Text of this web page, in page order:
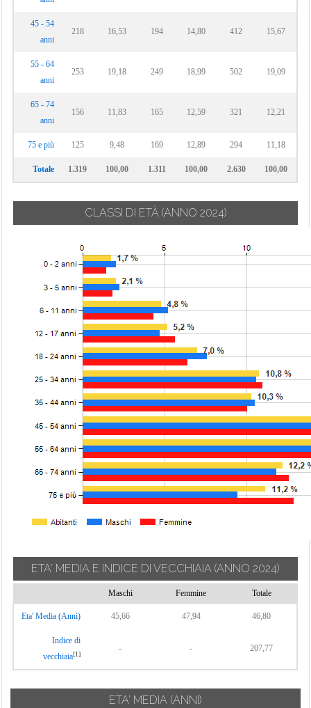
Montano Lucino
Vercana
Minoprio
Zelbio
45 - 54
anni
218 16,53 194 14,80 412 15,67
55 - 64
anni
253 19,18 249 18,99 502 19,09
65 - 74
anni
156 11,83 165 12,59 321 12,21
75 e più 125 9,48 169 12,89 294 11,18
Totale 1.319 100,00 1.311 100,00 2.630 100,00
CLASSI DI ETÀ (ANNO 2024)
ETA' MEDIA E INDICE DI VECCHIAIA (ANNO 2024)
Maschi Femmine Totale
Eta' Media (Anni) 45,66 47,94 46,80
Indice di
vecchiaia[1]
- - 207,77
ETA' MEDIA (ANNI)